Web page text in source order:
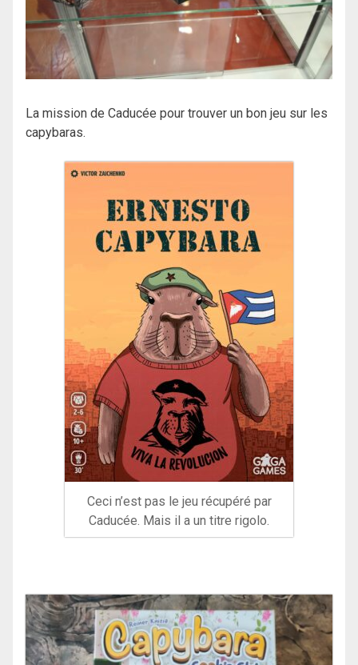
La mission de Caducée pour trouver un bon jeu sur les
capybaras.
Ceci n’est pas le jeu récupéré par
Caducée. Mais il a un titre rigolo.